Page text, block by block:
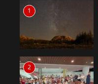
1
2